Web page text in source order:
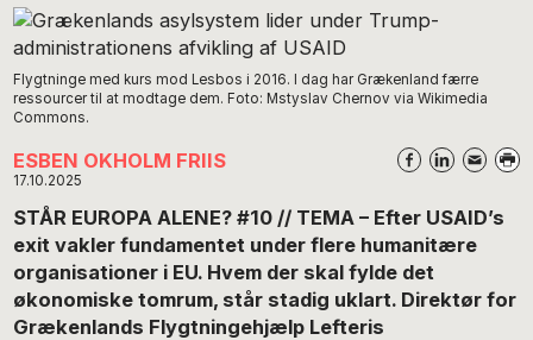
Flygtninge med kurs mod Lesbos i 2016. I dag har Grækenland færre
ressourcer til at modtage dem. Foto: Mstyslav Chernov via Wikimedia
Commons.
ESBEN OKHOLM FRIIS
17.10.2025
STÅR EUROPA ALENE? #10 // TEMA – Efter USAID’s
exit vakler fundamentet under flere humanitære
organisationer i EU. Hvem der skal fylde det
økonomiske tomrum, står stadig uklart. Direktør for
Grækenlands Flygtningehjælp Lefteris